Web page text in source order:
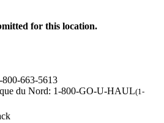
for this location.
800-663-5613
du Nord: 1-800-GO-U-HAUL(1-